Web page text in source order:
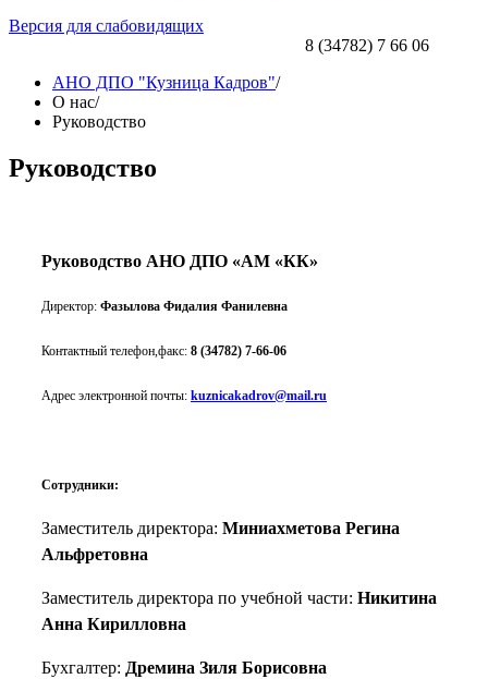
Версия для слабовидящих
8 (34782) 7 66 06
АНО ДПО "Кузница Кадров"/
О нас/
Руководство
Руководство
Руководство АНО ДПО «АМ «КК»
Директор: Фазылова Фидалия Фанилевна
Контактный телефон,факс: 8 (34782) 7-66-06
Адрес электронной почты: kuznicakadrov@mail.ru
Сотрудники:
Заместитель директора: Миниахметова Регина
Альфретовна
Заместитель директора по учебной части: Никитина
Анна Кирилловна
Бухгалтер: Дремина Зиля Борисовна